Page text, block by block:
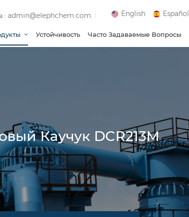
: admin@elephchem.com English Español
Устойчивость Часто Задаваемые Вопросы
Каучук DCR213M